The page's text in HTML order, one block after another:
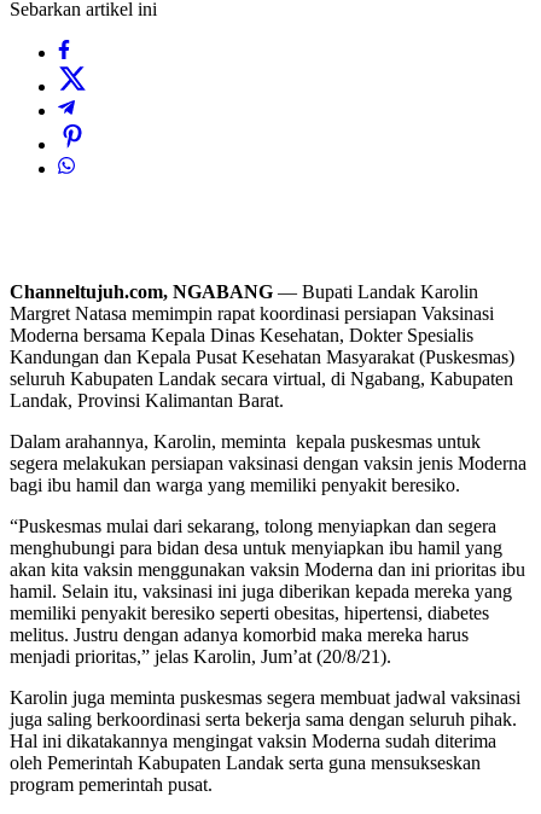
Sebarkan artikel ini
Channeltujuh.com, NGABANG — Bupati Landak Karolin
Margret Natasa memimpin rapat koordinasi persiapan Vaksinasi
Moderna bersama Kepala Dinas Kesehatan, Dokter Spesialis
Kandungan dan Kepala Pusat Kesehatan Masyarakat (Puskesmas)
seluruh Kabupaten Landak secara virtual, di Ngabang, Kabupaten
Landak, Provinsi Kalimantan Barat.
Dalam arahannya, Karolin, meminta kepala puskesmas untuk
segera melakukan persiapan vaksinasi dengan vaksin jenis Moderna
bagi ibu hamil dan warga yang memiliki penyakit beresiko.
“Puskesmas mulai dari sekarang, tolong menyiapkan dan segera
menghubungi para bidan desa untuk menyiapkan ibu hamil yang
akan kita vaksin menggunakan vaksin Moderna dan ini prioritas ibu
hamil. Selain itu, vaksinasi ini juga diberikan kepada mereka yang
memiliki penyakit beresiko seperti obesitas, hipertensi, diabetes
melitus. Justru dengan adanya komorbid maka mereka harus
menjadi prioritas,” jelas Karolin, Jum’at (20/8/21).
Karolin juga meminta puskesmas segera membuat jadwal vaksinasi
juga saling berkoordinasi serta bekerja sama dengan seluruh pihak.
Hal ini dikatakannya mengingat vaksin Moderna sudah diterima
oleh Pemerintah Kabupaten Landak serta guna mensukseskan
program pemerintah pusat.